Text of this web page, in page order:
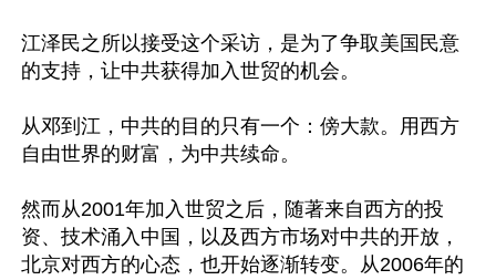
江泽民之所以接受这个采访，是为了争取美国民意
的支持，让中共获得加入世贸的机会。
从邓到江，中共的目的只有一个：傍大款。用西方
自由世界的财富，为中共续命。
然而从2001年加入世贸之后，随著来自西方的投
资、技术涌入中国，以及西方市场对中共的开放，
北京对西方的心态，也开始逐渐转变。从2006年的